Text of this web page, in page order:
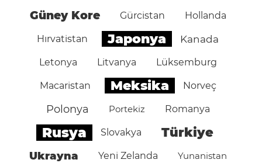
Güney Kore Gürcistan Hollanda
Hırvatistan Japonya Kanada
Letonya Litvanya Lüksemburg
Macaristan Meksika Norveç
Polonya Portekiz Romanya
Rusya Slovakya Türkiye
Ukrayna Yeni Zelanda Yunanistan